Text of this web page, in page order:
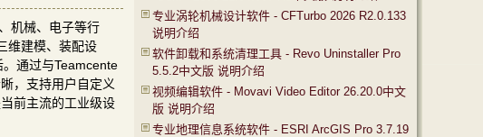
机械、电子等行
维建模、装配设
通过与Teamcente
，支持用户自定义
前主流的工业级设
专业涡轮机械设计软件 - CFTurbo 2026 R2.0.133
说明介绍
软件卸载和系统清理工具 - Revo Uninstaller Pro
5.5.2中文版 说明介绍
视频编辑软件 - Movavi Video Editor 26.20.0中文
版 说明介绍
专业地理信息系统软件 - ESRI ArcGIS Pro 3.7.19